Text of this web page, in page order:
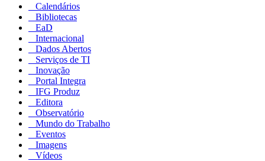
Calendários
Bibliotecas
EaD
Internacional
Dados Abertos
Serviços de TI
Inovação
Portal Integra
IFG Produz
Editora
Observatório
Mundo do Trabalho
Eventos
Imagens
Vídeos